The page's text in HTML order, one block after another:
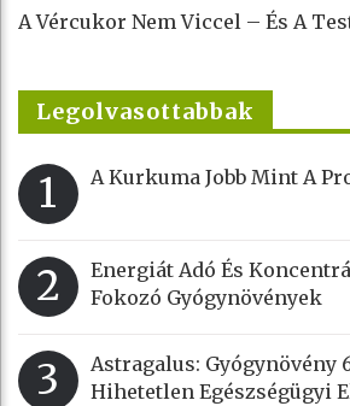
A Vércukor Nem Viccel – És A
Legolvasottabbak
1 A Kurkuma Jobb Mint A
2
Energiát Adó És
Fokozó Gyógynövények
3
Astragalus: Gyógynövény
Hihetetlen Egészségügyi